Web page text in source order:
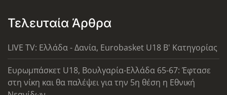
Τελευταία Άρθρα
LIVE TV: Ελλάδα - Δανία, Eurobasket U18 Β' Κατηγορίας
Ευρωμπάσκετ U18, Βουλγαρία-Ελλάδα 65-67: Έφτασε
στη νίκη και θα παλέψει για την 5η θέση η Εθνική